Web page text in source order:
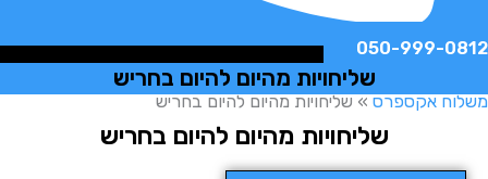
050-999-
שליחויות מהיום להיום בחריש
אקספרס»שליחויות מהיום להיום בחריש
שליחויות מהיום להיום בחריש